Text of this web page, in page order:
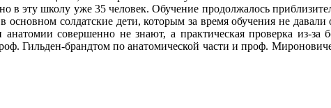
эту школу уже 35 человек. Обучение продолжалось
солдатские дети, которым за время обучения не давали
совершенно не знают, а практическая проверка из-за
Гильден-брандтом по анатомической части и проф.